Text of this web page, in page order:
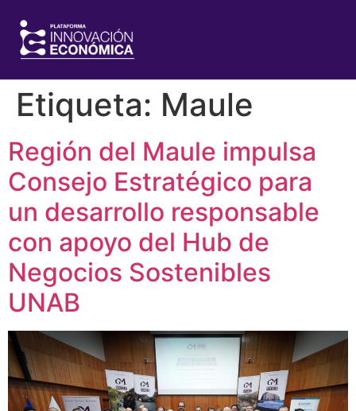
Etiqueta: Maule
Región del Maule impulsa
Consejo Estratégico para
un desarrollo responsable
con apoyo del Hub de
Negocios Sostenibles
UNAB